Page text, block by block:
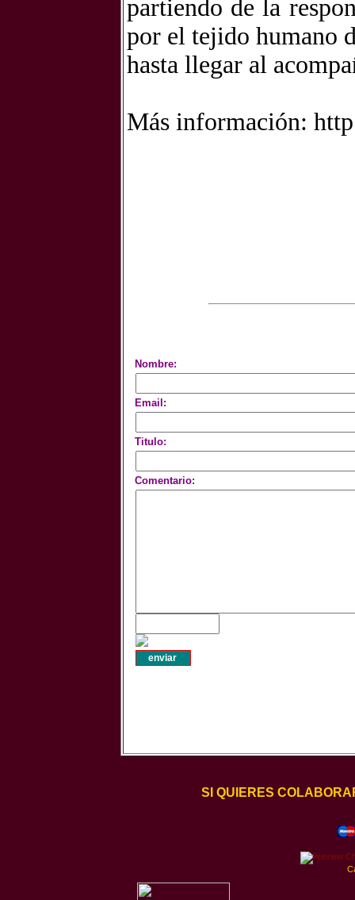
partiendo de la
por el tejido humano
hasta llegar al
Más información:
Nombre:
Email:
Titulo:
Comentario:
SI QUIERES